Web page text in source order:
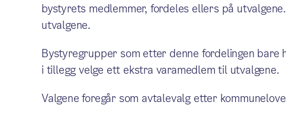
bystyrets medlemmer, fordeles ellers på
utvalgene.
Bystyregrupper som etter denne fordelingen
i tillegg velge ett ekstra varamedlem til utvalgene.
Valgene foregår som avtalevalg etter